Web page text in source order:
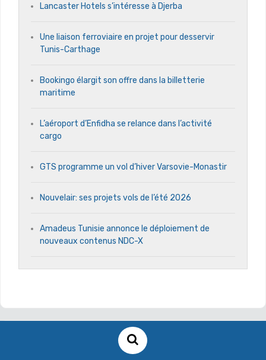
Lancaster Hotels s’intéresse à Djerba
Une liaison ferroviaire en projet pour desservir
Tunis-Carthage
Bookingo élargit son offre dans la billetterie
maritime
L’aéroport d’Enfidha se relance dans l’activité
cargo
GTS programme un vol d’hiver Varsovie-Monastir
Nouvelair: ses projets vols de l’été 2026
Amadeus Tunisie annonce le déploiement de
nouveaux contenus NDC-X